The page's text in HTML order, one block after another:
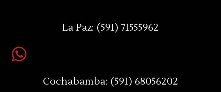
La Paz: (591) 71555962
Cochabamba: (591) 68056202